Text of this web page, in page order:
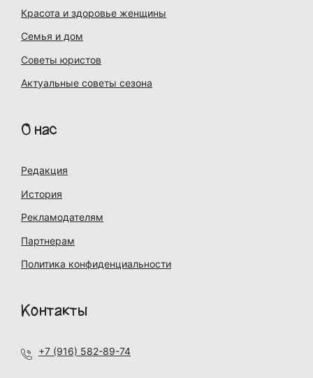
Красота и здоровье женщины
Семья и дом
Советы юристов
Актуальные советы сезона
О нас
Редакция
История
Рекламодателям
Партнерам
Политика конфиденциальности
Контакты
+7 (916) 582-89-74